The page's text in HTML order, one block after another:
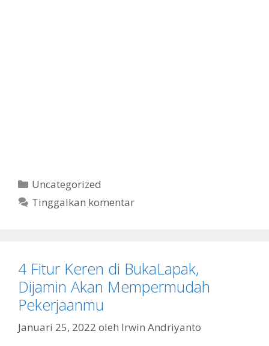
Kategori
Uncategorized
Tinggalkan komentar
4 Fitur Keren di BukaLapak,
Dijamin Akan Mempermudah
Pekerjaanmu
Januari 25, 2022 oleh Irwin Andriyanto